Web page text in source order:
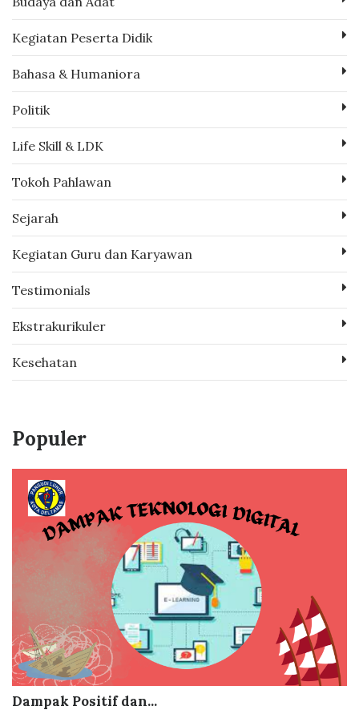
Kegiatan Peserta Didik
Bahasa & Humaniora
Politik
Life Skill & LDK
Tokoh Pahlawan
Sejarah
Kegiatan Guru dan Karyawan
Testimonials
Ekstrakurikuler
Kesehatan
Populer
Dampak Positif dan...